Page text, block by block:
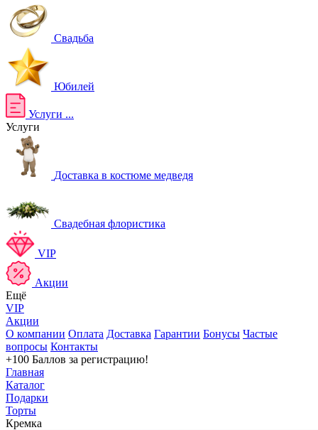
Свадьба
Юбилей
Услуги ...
Услуги
Доставка в костюме медведя
Свадебная флористика
VIP
Акции
Ещё
VIP
Акции
О компании Оплата Доставка Гарантии Бонусы Частые
вопросы Контакты
+100 Баллов за регистрацию!
Главная
Каталог
Подарки
Торты
Кремка